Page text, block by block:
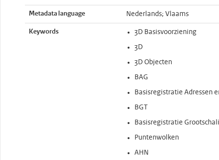
Metadata language Nederlands; Vlaams
Keywords 3D Basisvoorziening
3D
3D Objecten
BAG
Basisregistratie Adressen
BGT
Basisregistratie
Puntenwolken
AHN